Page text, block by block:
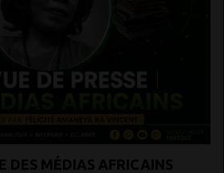
DES MÉDIAS AFRICAINS